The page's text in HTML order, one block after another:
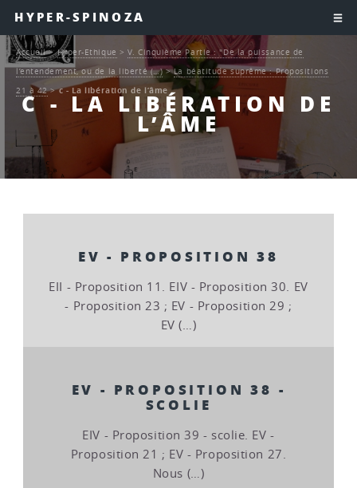
HYPER-SPINOZA
C - LA LIBÉRATION DE
L’ÂME
Accueil>Hyper-Ethique >V. Cinquième Partie : "De la puissance de
l’entendement, ou de la liberté (…)>La béatitude suprême : Propositions
21 à 42>c - La libération de l’âme
EV - PROPOSITION 38
EII - Proposition 11. EIV - Proposition 30. EV
- Proposition 23 ; EV - Proposition 29 ;
EV (…)
EV - PROPOSITION 38 -
SCOLIE
EIV - Proposition 39 - scolie. EV -
Proposition 21 ; EV - Proposition 27.
Nous (…)